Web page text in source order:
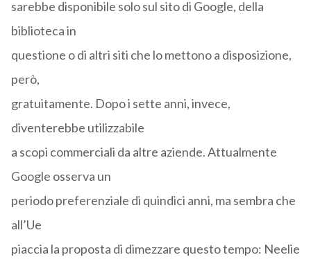
sarebbe disponibile solo sul sito di Google, della
biblioteca in
questione o di altri siti che lo mettono a disposizione,
però,
gratuitamente. Dopo i sette anni, invece,
diventerebbe utilizzabile
a scopi commerciali da altre aziende. Attualmente
Google osserva un
periodo preferenziale di quindici anni, ma sembra che
all’Ue
piaccia la proposta di dimezzare questo tempo: Neelie